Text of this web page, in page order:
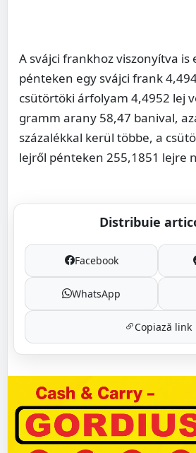
A svájci frankhoz viszonyítva is
pénteken egy svájci frank
csütörtöki árfolyam 4,4952 lej
gramm arany 58,47 banival,
százalékkal kerül többe, a
lejről pénteken 255,1851 lejre
Distribuie
Facebook
WhatsApp
Copiază link